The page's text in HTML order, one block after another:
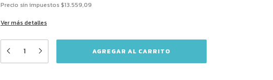
Precio sin impuestos$13.559,09
Ver más detalles